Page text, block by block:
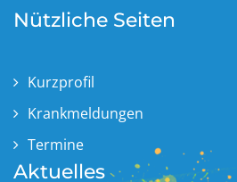
Nützliche Seiten
Kurzprofil
Krankmeldungen
Termine
Aktuelles